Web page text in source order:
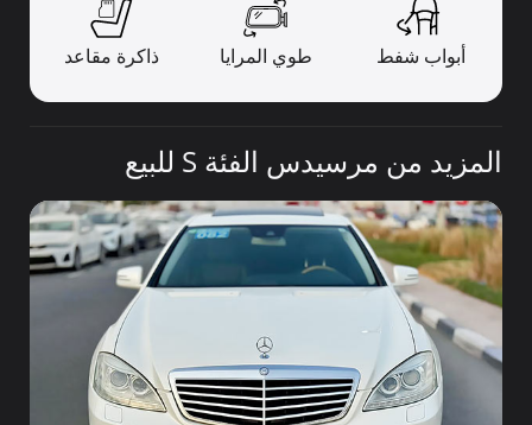
أبواب شفط طوي المرايا ذاكرة مقاعد
المزيد من مرسيدس الفئة S للبيع